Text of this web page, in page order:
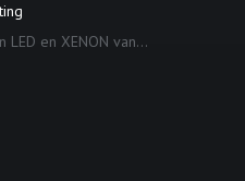
LED en XENON van...